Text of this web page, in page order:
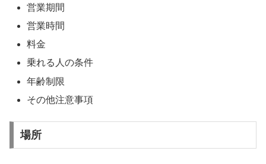
営業期間
営業時間
料金
乗れる人の条件
年齢制限
その他注意事項
場所